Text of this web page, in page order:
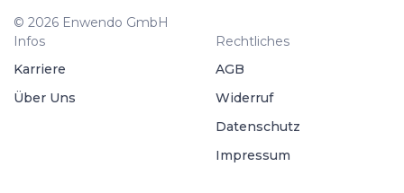
© 2026 Enwendo GmbH
Infos
Karriere
Über Uns
Rechtliches
AGB
Widerruf
Datenschutz
Impressum